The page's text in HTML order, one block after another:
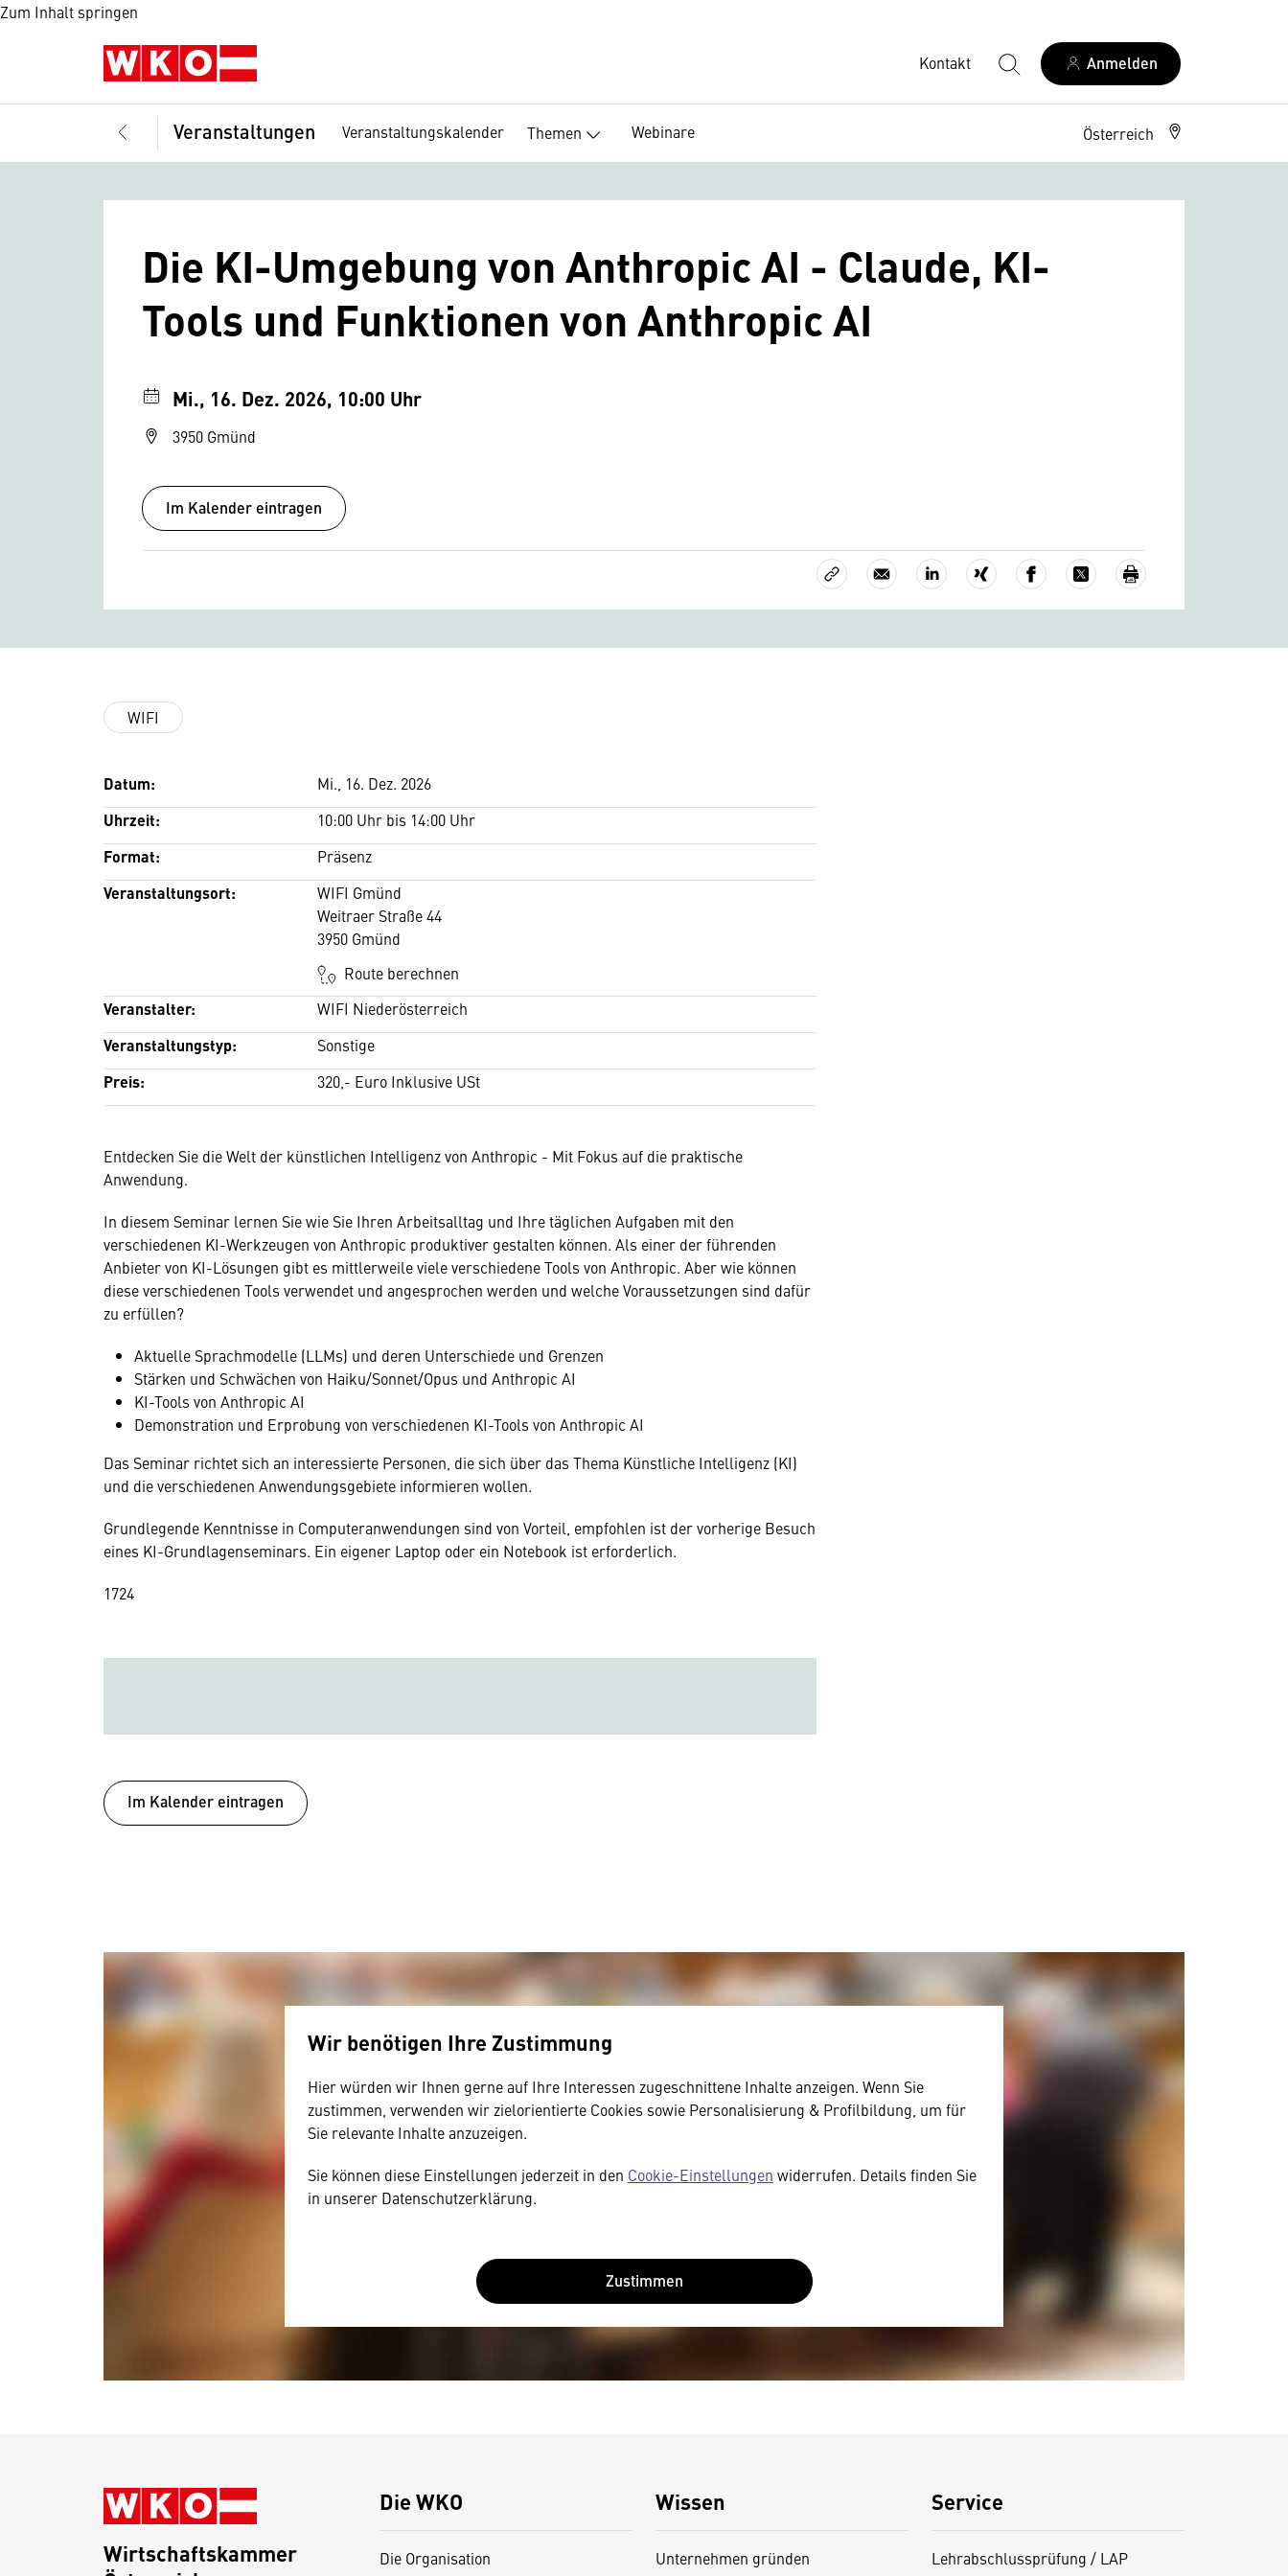
Zum Inhalt springen
Kontakt Anmelden
Veranstaltungen Veranstaltungskalender Themen Webinare Österreich
Die KI-Umgebung von Anthropic AI - Claude, KI-
Tools und Funktionen von Anthropic AI
Mi., 16. Dez. 2026, 10:00 Uhr
3950 Gmünd
Im Kalender eintragen
WIFI
Datum: Mi., 16. Dez. 2026
Uhrzeit: 10:00 Uhr bis 14:00 Uhr
Format: Präsenz
Veranstaltungsort:
WIFI Gmünd
Weitraer Straße 44
3950 Gmünd
Route berechnen
Veranstalter: WIFI Niederösterreich
Veranstaltungstyp: Sonstige
Preis: 320,- Euro Inklusive USt
Entdecken Sie die Welt der künstlichen Intelligenz von Anthropic - Mit Fokus auf die praktische
Anwendung.
In diesem Seminar lernen Sie wie Sie Ihren Arbeitsalltag und Ihre täglichen Aufgaben mit den
verschiedenen KI-Werkzeugen von Anthropic produktiver gestalten können. Als einer der führenden
Anbieter von KI-Lösungen gibt es mittlerweile viele verschiedene Tools von Anthropic. Aber wie können
diese verschiedenen Tools verwendet und angesprochen werden und welche Voraussetzungen sind dafür
zu erfüllen?
Aktuelle Sprachmodelle (LLMs) und deren Unterschiede und Grenzen
Stärken und Schwächen von Haiku/Sonnet/Opus und Anthropic AI
KI-Tools von Anthropic AI
Demonstration und Erprobung von verschiedenen KI-Tools von Anthropic AI
Das Seminar richtet sich an interessierte Personen, die sich über das Thema Künstliche Intelligenz (KI)
und die verschiedenen Anwendungsgebiete informieren wollen.
Grundlegende Kenntnisse in Computeranwendungen sind von Vorteil, empfohlen ist der vorherige Besuch
eines KI-Grundlagenseminars. Ein eigener Laptop oder ein Notebook ist erforderlich.
1724
Im Kalender eintragen
Wir benötigen Ihre Zustimmung
Hier würden wir Ihnen gerne auf Ihre Interessen zugeschnittene Inhalte anzeigen. Wenn Sie
zustimmen, verwenden wir zielorientierte Cookies sowie Personalisierung & Profilbildung, um für
Sie relevante Inhalte anzuzeigen.
Sie können diese Einstellungen jederzeit in den Cookie-Einstellungen widerrufen. Details finden Sie
in unserer Datenschutzerklärung.
Zustimmen
Die WKO
Die Organisation
Wissen
Unternehmen gründen
Service
Lehrabschlussprüfung / LAP
Wirtschaftskammer